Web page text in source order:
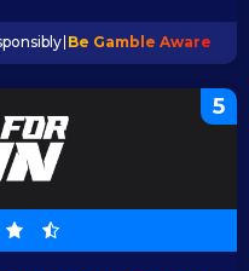
Be Gamble Aware
5